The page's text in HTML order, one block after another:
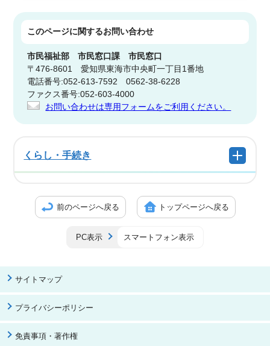
このページに関するお問い合わせ
市民福祉部市民窓口課 市民窓口
〒476-8601 愛知県東海市中央町一丁目1番地
電話番号:052-613-7592 0562-38-6228
ファクス番号:052-603-4000
お問い合わせは専用フォームをご利用ください。
くらし・手続き
前のページへ戻る トップページへ戻る
PC表示 スマートフォン表示
サイトマップ
プライバシーポリシー
免責事項・著作権